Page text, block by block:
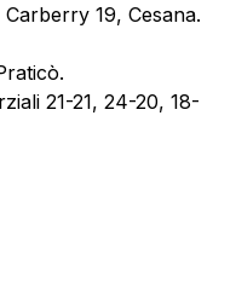
19, Cesana.
21-21, 24-20, 18-